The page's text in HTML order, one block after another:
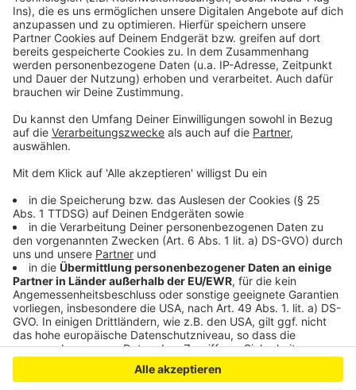
Anzeige
Löschwasser-Ermittlungen gegen Currenta eingestellt
Wanderausstellung rund um Geschwister Scholl in
Leverkusen
Radweg an der Rheinbrücke in Leverkusen soll
verlängert werden
Anzeige